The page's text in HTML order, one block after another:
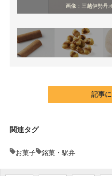
画像：三越伊勢丹
記事
関連タグ
お菓子 銘菓・駅弁